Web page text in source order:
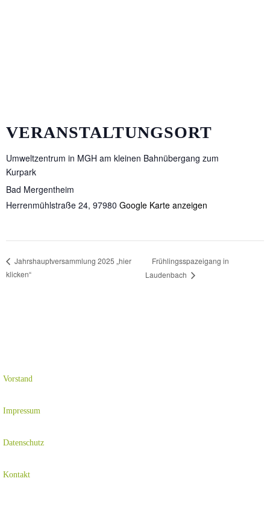
VERANSTALTUNGSORT
Umweltzentrum in MGH am kleinen Bahnübergang zum
Kurpark
Bad Mergentheim
Herrenmühlstraße 24, 97980 Google Karte anzeigen
Jahrshauptversammlung 2025 „hier
klicken“
Frühlingsspazeigang in
Laudenbach
Vorstand
Impressum
Datenschutz
Kontakt